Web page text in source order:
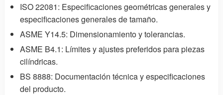
ISO 22081: Especificaciones geométricas generales y
especificaciones generales de tamaño.
ASME Y14.5: Dimensionamiento y tolerancias.
ASME B4.1: Límites y ajustes preferidos para piezas
cilíndricas.
BS 8888: Documentación técnica y especificaciones
del producto.